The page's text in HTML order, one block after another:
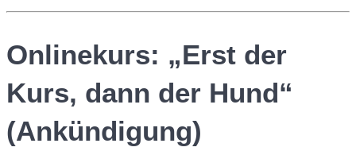
Onlinekurs: „Erst der
Kurs, dann der Hund“
(Ankündigung)